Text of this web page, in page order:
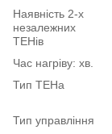
Наявність 2-х
незалежних
ТЕНів
Час нагріву: хв.
Тип ТЕНа
Тип управління